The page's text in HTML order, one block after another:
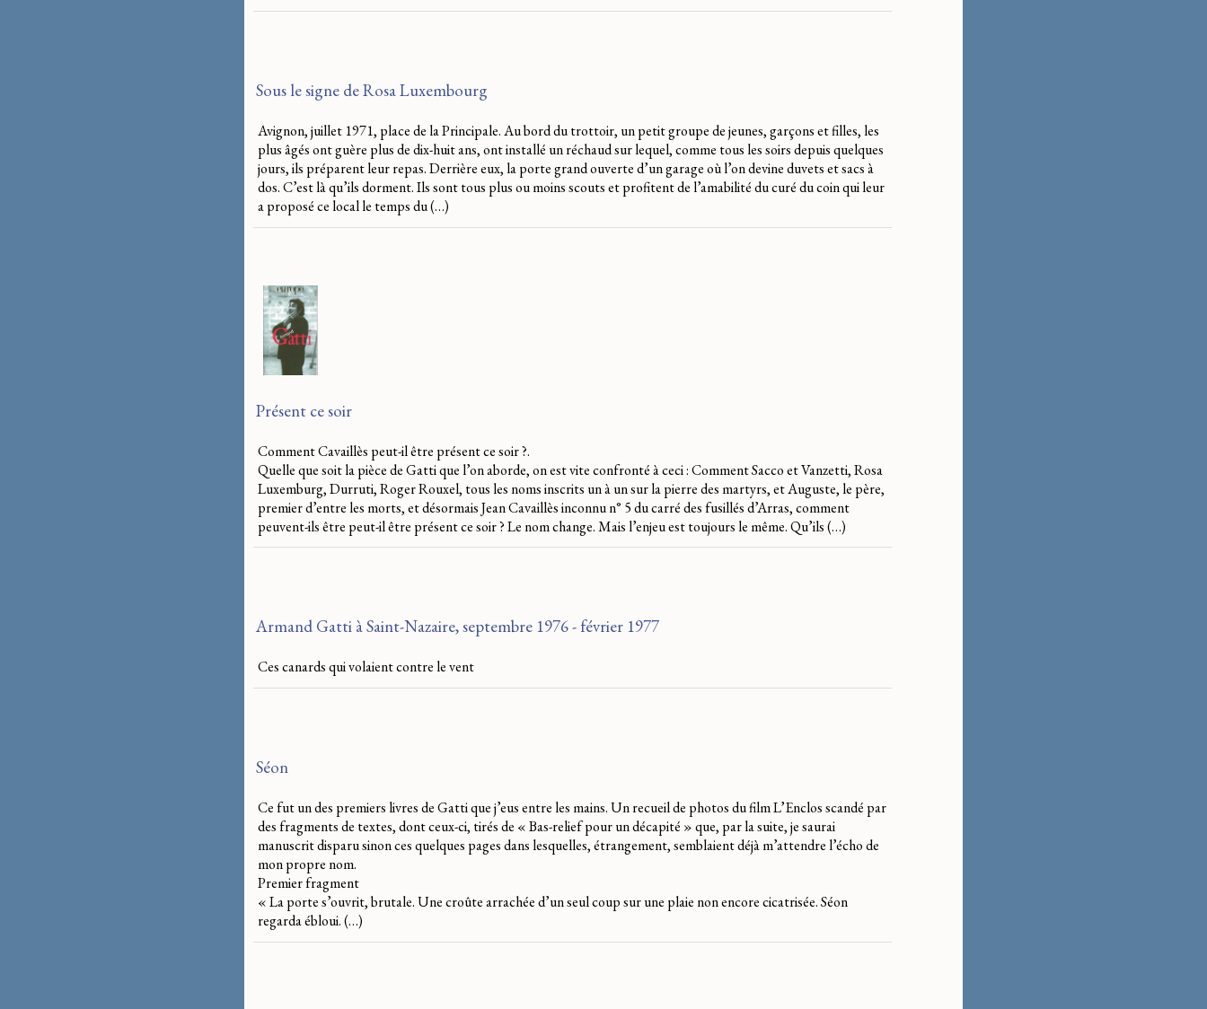
Sous le signe de Rosa Luxembourg
Avignon, juillet 1971, place de la Principale. Au bord du trottoir, un petit groupe de jeunes, garçons et filles, les
plus âgés ont guère plus de dix-huit ans, ont installé un réchaud sur lequel, comme tous les soirs depuis quelques
jours, ils préparent leur repas. Derrière eux, la porte grand ouverte d’un garage où l’on devine duvets et sacs à
dos. C’est là qu’ils dorment. Ils sont tous plus ou moins scouts et profitent de l’amabilité du curé du coin qui leur
a proposé ce local le temps du (…)
Présent ce soir
Comment Cavaillès peut-il être présent ce soir ?.
Quelle que soit la pièce de Gatti que l’on aborde, on est vite confronté à ceci : Comment Sacco et Vanzetti, Rosa
Luxemburg, Durruti, Roger Rouxel, tous les noms inscrits un à un sur la pierre des martyrs, et Auguste, le père,
premier d’entre les morts, et désormais Jean Cavaillès inconnu n° 5 du carré des fusillés d’Arras, comment
peuvent-ils être peut-il être présent ce soir ? Le nom change. Mais l’enjeu est toujours le même. Qu’ils (…)
Armand Gatti à Saint-Nazaire, septembre 1976 - février 1977
Ces canards qui volaient contre le vent
Séon
Ce fut un des premiers livres de Gatti que j’eus entre les mains. Un recueil de photos du film L’Enclos scandé par
des fragments de textes, dont ceux-ci, tirés de « Bas-relief pour un décapité » que, par la suite, je saurai
manuscrit disparu sinon ces quelques pages dans lesquelles, étrangement, semblaient déjà m’attendre l’écho de
mon propre nom.
Premier fragment
« La porte s’ouvrit, brutale. Une croûte arrachée d’un seul coup sur une plaie non encore cicatrisée. Séon
regarda ébloui. (…)